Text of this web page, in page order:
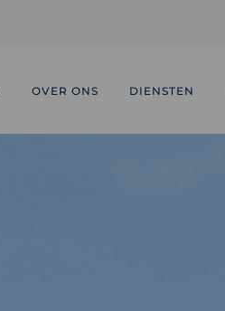
OVER ONS DIENSTEN